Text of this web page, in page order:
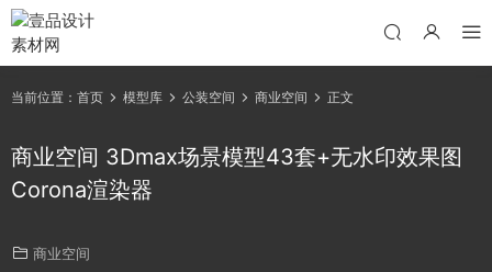
当前位置： 首页 模型库 公装空间 商业空间 正文
商业空间 3Dmax场景模型43套+无水印效果图
Corona渲染器
商业空间